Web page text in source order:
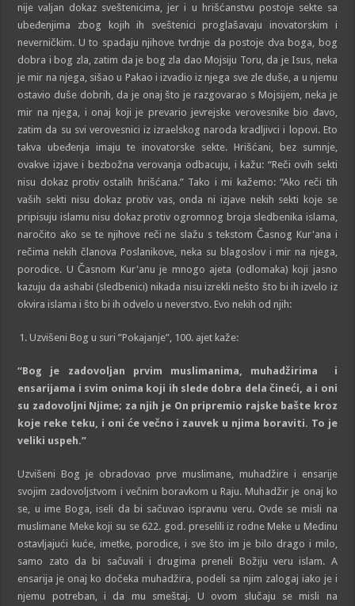
nije valjan dokaz sveštenicima, jer i u hrišćanstvu postoje sekte sa
ubeđenjima zbog kojih ih sveštenici proglašavaju inovatorskim i
neverničkim. U to spadaju njihove tvrdnje da postoje dva boga, bog
dobra i bog zla, zatim da je bog zla dao Mojsiju Toru, da je Isus, neka
je mir na njega, sišao u Pakao i izvadio iz njega sve zle duše, a u njemu
ostavio duše dobrih, da je onaj što je razgovarao s Mojsijem, neka je
mir na njega, i onaj koji je prevario jevrejske verovesnike bio đavo,
zatim da su svi verovesnici iz izraelskog naroda kradljivci i lopovi. Eto
takva ubeđenja imaju te inovatorske sekte. Hrišćani, bez sumnje,
ovakve izjave i bezbožna verovanja odbacuju, i kažu: “Reči ovih sekti
nisu dokaz protiv ostalih hrišćana.” Tako i mi kažemo: “Ako reči tih
vaših sekti nisu dokaz protiv vas, onda ni izjave nekih sekti koje se
pripisuju islamu nisu dokaz protiv ogromnog broja sledbenika islama,
naročito ako se te njihove reči ne slažu s tekstom Časnog Kur'ana i
rečima nekih članova Poslanikove, neka su blagoslov i mir na njega,
porodice. U Časnom Kur'anu je mnogo ajeta (odlomaka) koji jasno
kazuju da ashabi (sledbenici) nikada nisu izrekli nešto što bi ih izvelo iz
okvira islama i što bi ih odvelo u neverstvo. Evo nekih od njih:
Uzvišeni Bog u suri ”Pokajanje”, 100. ajet kaže:
“Bog
je zadovoljan prvim muslimanima, muhadžirima i
ensarijama i svim onima koji ih slede dobra dela čineći, a i oni
su zadovoljni Njime; za njih je On pripremio rajske bašte kroz
koje reke te ku , i oni će večno i zauvek u njima boraviti. To je
veliki uspeh.”
Uzvišeni Bog je obradovao prve muslimane, muhadžire i ensarije
svojim zadovoljstvom i večnim boravkom u Raju. Muhadžir je onaj ko
se, u ime Boga, iseli da bi sačuvao ispravnu veru. Ovde se misli na
mus­limane Meke koji su se 622. god. preselili iz rodne Meke u Medinu
ostavljajući kuće, imetke, porodice, i sve što im je bilo drago i milo,
samo zato da bi sačuvali i drugima preneli Božiju veru islam. A
ensarija je onaj ko dočeka muhadžira, podeli sa njim zalogaj iako je i
njemu potre­ban, i da mu smeštaj. U ovom slučaju se misli na